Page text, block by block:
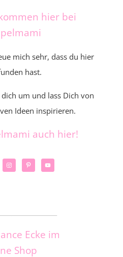
hier bei
mich sehr, dass du hier
hast.
um und lass Dich von
Ideen inspirieren.
auch hier!
Ecke im
Shop